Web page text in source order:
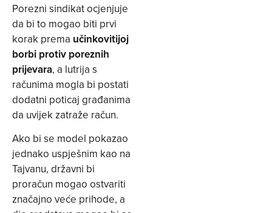
Porezni sindikat ocjenjuje
da bi to mogao biti prvi
korak prema učinkovitijoj
borbi protiv poreznih
prijevara, a lutrija s
računima mogla bi postati
dodatni poticaj građanima
da uvijek zatraže račun.
Ako bi se model pokazao
jednako uspješnim kao na
Tajvanu, državni bi
proračun mogao ostvariti
značajno veće prihode, a